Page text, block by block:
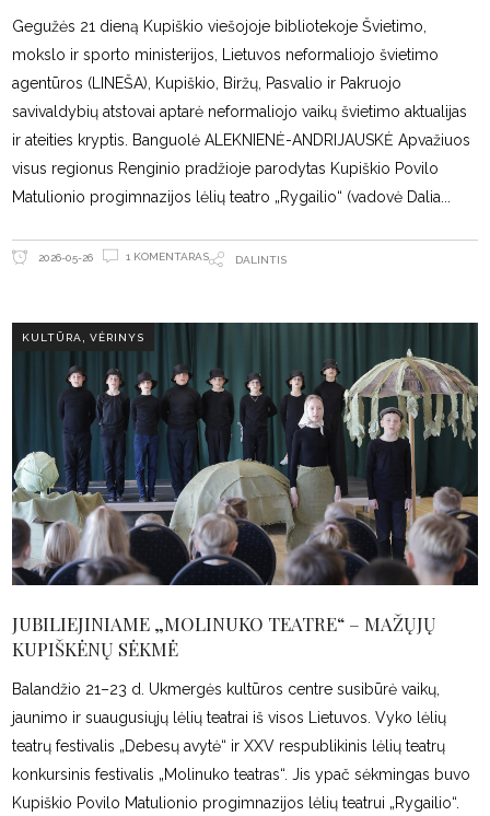
Gegužės 21 dieną Kupiškio viešojoje bibliotekoje Švietimo,
mokslo ir sporto ministerijos, Lietuvos neformaliojo švietimo
agentūros (LINEŠA), Kupiškio, Biržų, Pasvalio ir Pakruojo
savivaldybių atstovai aptarė neformaliojo vaikų švietimo aktualijas
ir ateities kryptis. Banguolė ALEKNIENĖ-ANDRIJAUSKĖ Apvažiuos
visus regionus Renginio pradžioje parodytas Kupiškio Povilo
Matulionio progimnazijos lėlių teatro „Rygailio“ (vadovė Dalia
2026-05-26 1 KOMENTARAS DALINTIS
KULTŪRA,VĖRINYS
JUBILIEJINIAME „MOLINUKO TEATRE“ – MAŽŲJŲ
KUPIŠKĖNŲ SĖKMĖ
Balandžio 21–23 d. Ukmergės kultūros centre susibūrė vaikų,
jaunimo ir suaugusiųjų lėlių teatrai iš visos Lietuvos. Vyko lėlių
teatrų festivalis „Debesų avytė“ ir XXV respublikinis lėlių teatrų
konkursinis festivalis „Molinuko teatras“. Jis ypač sėkmingas buvo
Kupiškio Povilo Matulionio progimnazijos lėlių teatrui „Rygailio“.